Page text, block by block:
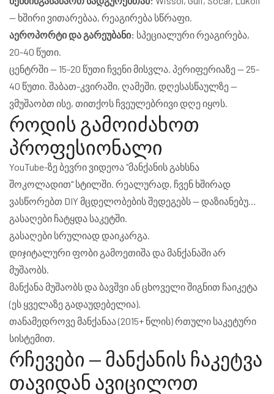
— ხშირი ვითარებაა, რეაგირება სწრაფი.
აეროპორტი და გარეუბანი: სპეციალური რეაგირება,
20-40 წუთი.
ცენტრში — 15-20 წუთი ჩვენი მისვლა. პერიფერიაზე — 25-
40 წუთი. შაბათ-კვირაში, ღამეში, დღესასწაულზე —
ვმუშაობთ ისე, თითქოს ჩვეულებრივი დღე იყოს.
როდის გამოიძახოთ
პროფესიონალი
YouTube-ზე ბევრი ვიდეოა "მანქანის გახსნა
შოკოლადით" სტილში. რეალურად, ჩვენ ხშირად
ვასწორებთ DIY მცდელობების შედეგებს — დაზიანებული
საკეტი, დაკრულილი კარის ფანჯარა, დაჩხატული ლაქი.
დაუყოვნებლივ დარეკეთ ჩვენთან თუ:
გასაღები ჩატყდა საკეტში.
გასაღები სრულიად დაიკარგა.
დიჯიტალური ფობი გამოეთიშა და მანქანაში არ
მუშაობს.
მანქანა მუშაობს და ბავშვი ან ცხოველი შიგნით ჩაიკეტა
(ეს ყველაზე გადაუდებელია).
თანამედროვე მანქანაა (2015+ წლის) რთული საკეტური
სისტემით.
რჩევები — მანქანის ჩაკეტვა
თავიდან ავიცილოთ